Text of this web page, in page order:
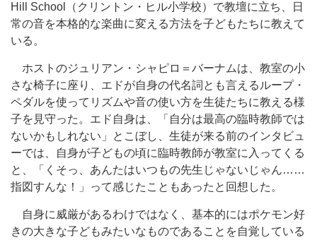
Hill School（クリントン・ヒル小学校）で教壇に立ち、日
常の音を本格的な楽曲に変える方法を子どもたちに教えて
いる。
ホストのジュリアン・シャピロ＝バーナムは、教室の小
さな椅子に座り、エドが自身の代名詞とも言えるループ・
ペダルを使ってリズムや音の使い方を生徒たちに教える様
子を見守った。エド自身は、「自分は最高の臨時教師では
ないかもしれない」とこぼし、生徒が来る前のインタビュ
ーでは、自身が子どもの頃に臨時教師が教室に入ってくる
と、「くそっ、あんたはいつもの先生じゃないじゃん……
指図すんな！」って感じたこともあったと回想した。
自身に威厳があるわけではなく、基本的にはポケモン好
きの大きな子どもみたいなものであることを自覚している